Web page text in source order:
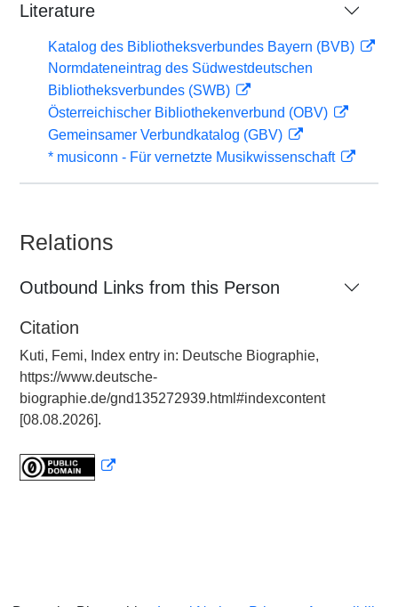
Literature
Katalog des Bibliotheksverbundes Bayern (BVB)
Normdateneintrag des Südwestdeutschen
Bibliotheksverbundes (SWB)
Österreichischer Bibliothekenverbund (OBV)
Gemeinsamer Verbundkatalog (GBV)
* musiconn - Für vernetzte Musikwissenschaft
Relations
Outbound Links from this Person
Citation
Kuti, Femi, Index entry in: Deutsche Biographie,
https://www.deutsche-
biographie.de/gnd135272939.html#indexcontent
[08.08.2026].